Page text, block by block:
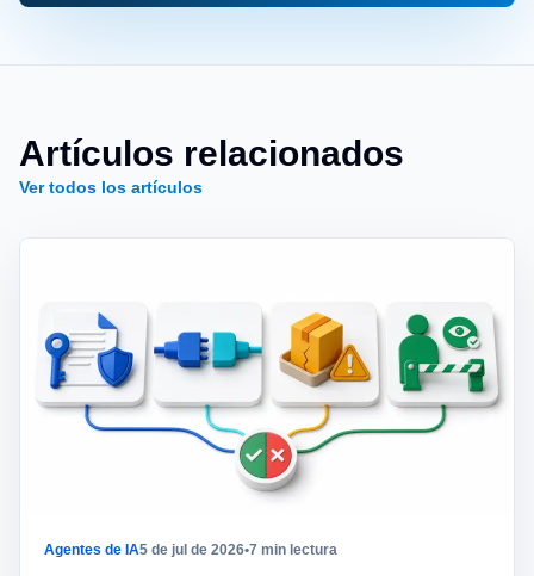
Artículos relacionados
Ver todos los artículos
Agentes de IA5 de jul de 2026•7 min lectura